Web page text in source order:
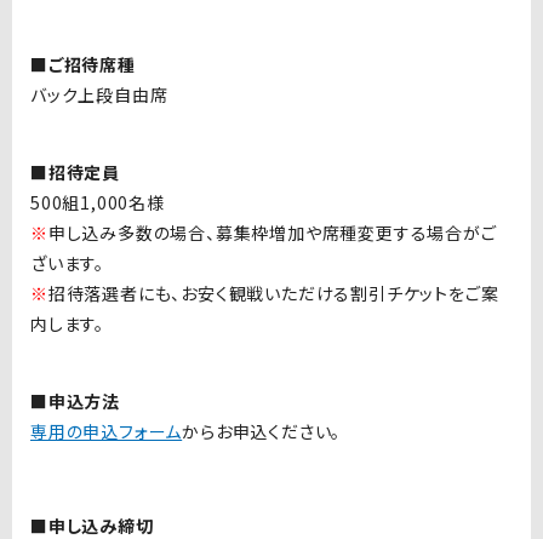
■ご招待席種
バック上段自由席
■招待定員
500組1,000名様
※ 申し込み多数の場合、募集枠増加や席種変更する場合がご
ざいます。
※招待落選者にも、お安く観戦いただける割引チケットをご案
内します。
■申込方法
専用の申込フォームからお申込ください。
■申し込み締切